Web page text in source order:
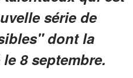
série de
dont la
8 septembre.